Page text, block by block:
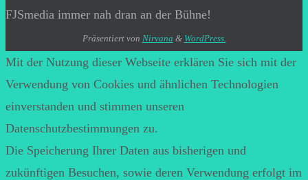
FJSmedia immer nah dran an der Bühne!
Präsentiert von Nirvana & WordPress.
Mit der Nutzung dieser Webseite erklären Sie sich mit der
Verwendung von Cookies und ähnlichen Technologien
einverstanden und stimmen unseren
Datenschutzbestimmungen zu.
Die Speicherung Ihrer Daten aus bisherigen und
zukünftigen Besuchen, sowie deren Verwendung erfolgt im